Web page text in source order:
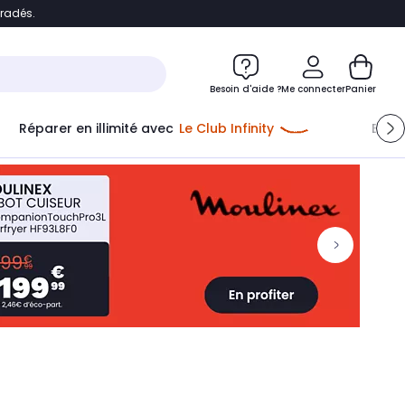
Besoin d'aide ?Me connecterPanier
Réparer en illimité avec Le Club Infinity